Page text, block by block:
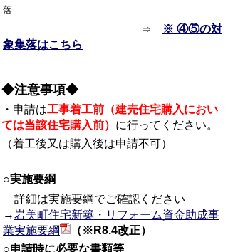
落
⇒
※ ④⑤の対
象集落はこちら
◆注意事項◆
・申請は工事着工前（建売住宅購入におい
ては当該住宅購入前） に行ってください。
（着工後又は購入後は申請不可）
○実施要綱
詳細は実施要綱でご確認ください
→岩美町住宅新築・リフォーム資金助成事
業実施要綱
（※R8.4改正）
○申請時に必要な書類等